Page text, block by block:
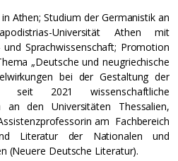
Athen; Studium der Germanistik an
Universität Athen mit
Sprachwissenschaft; Promotion
„Deutsche und neugriechische
bei der Gestaltung der
seit 2021 wissenschaftliche
den Universitäten Thessalien,
am Fachbereich
Literatur der Nationalen und
(Neuere Deutsche Literatur).